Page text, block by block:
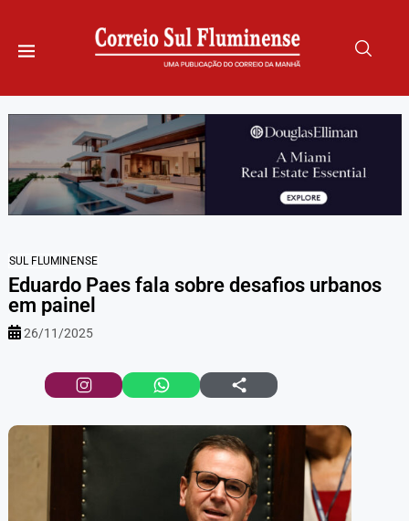
SUL FLUMINENSE
Eduardo Paes fala sobre desafios urbanos
em painel
26/11/2025